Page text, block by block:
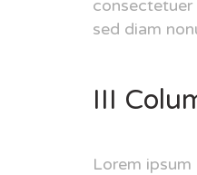
consectetuer
sed diam
III
Lorem